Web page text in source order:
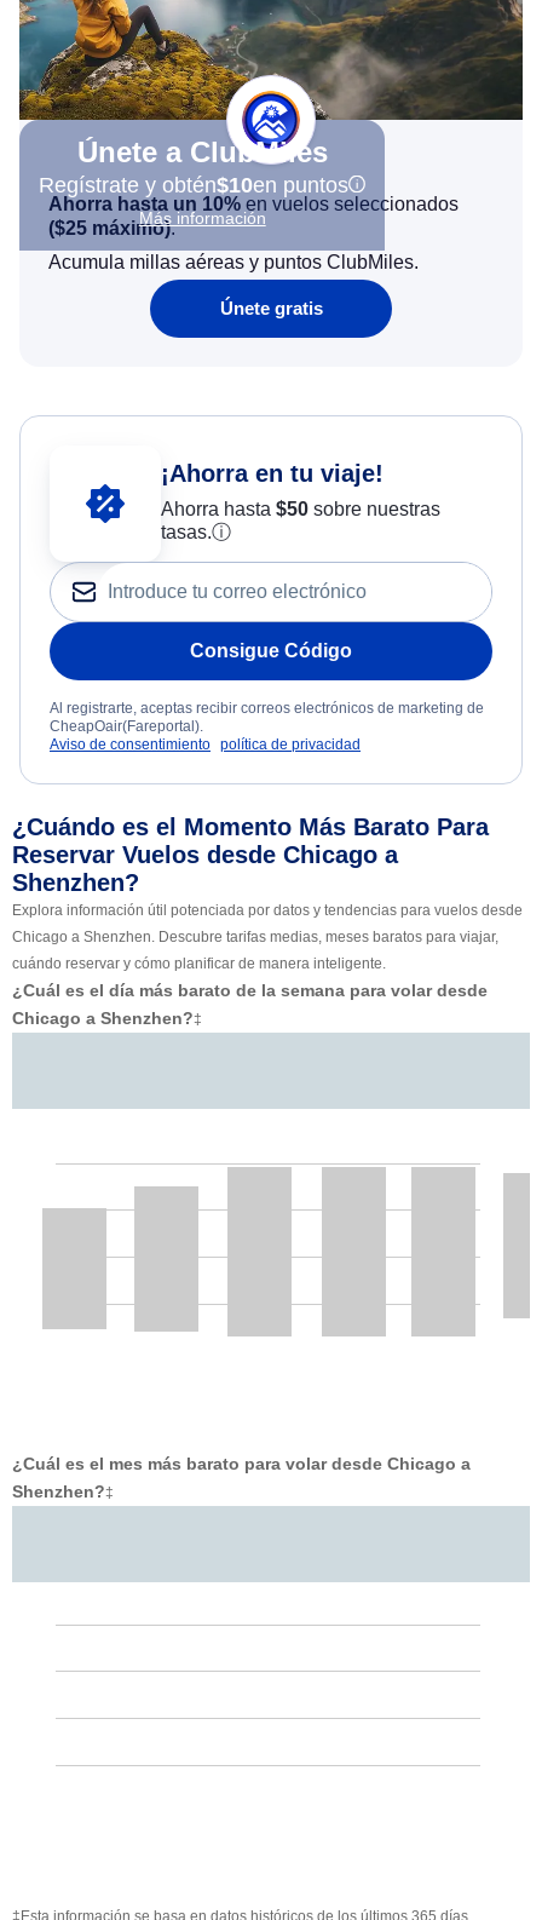
Únete a ClubMiles
Regístrate y obtén$10en puntos
Más información
Ahorra hasta un 10% en vuelos seleccionados
($25 máximo).
Acumula millas aéreas y puntos ClubMiles.
Únete gratis
¡Ahorra en tu viaje!
Ahorra hasta $50sobre nuestras
tasas.ⓘ
Consigue Código
Al registrarte, aceptas recibir correos electrónicos de marketing de
CheapOair(Fareportal).
Aviso de consentimiento política de privacidad
¿Cuándo es el Momento Más Barato Para
Reservar Vuelos desde Chicago a
Shenzhen?
Explora información útil potenciada por datos y tendencias para vuelos desde
Chicago a Shenzhen. Descubre tarifas medias, meses baratos para viajar,
cuándo reservar y cómo planificar de manera inteligente.
¿Cuál es el día más barato de la semana para volar desde
Chicago a Shenzhen?‡
¿Cuál es el mes más barato para volar desde Chicago a
Shenzhen?‡